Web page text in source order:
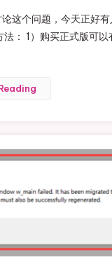
这个问题，今天正好
法： 1）购买正式版可